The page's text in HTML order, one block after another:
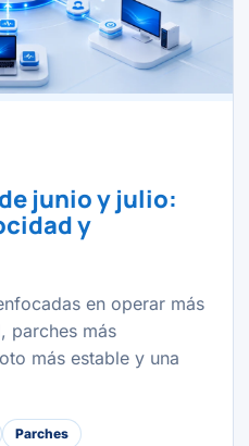
junio y julio:
y
en operar más
parches más
más estable y una
Parches